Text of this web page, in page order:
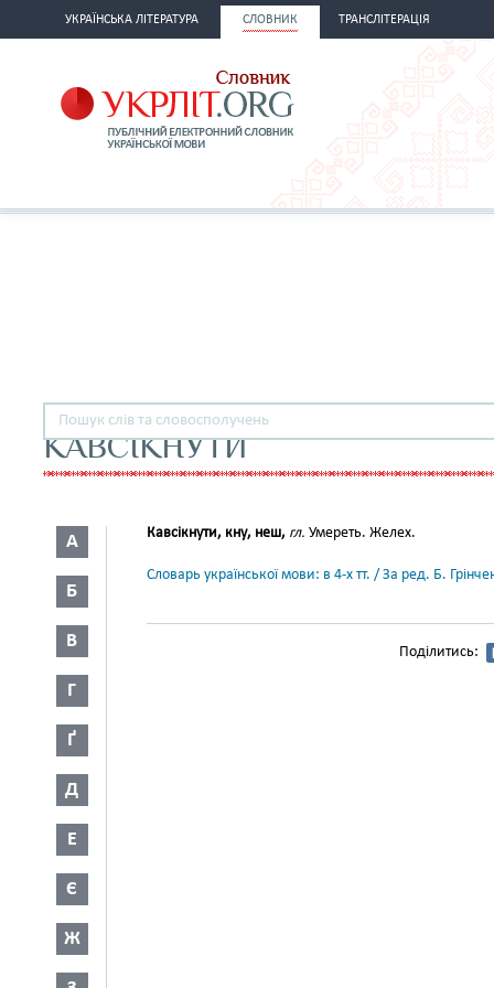
УКРАЇНСЬКА ЛІТЕРАТУРА СЛОВНИК ТРАНСЛІТЕРАЦІЯ
КАВСІКНУТИ
А
Б
В
Г
Ґ
Д
Е
Є
Ж
Кавсікнути, кну, неш, гл. Умереть. Желех.
Словарь української мови: в 4-х тт. / За ред. Б.
Поділитись: